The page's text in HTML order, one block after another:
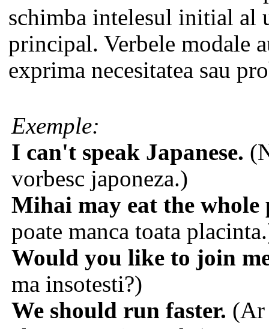
schimba intelesul initial al
principal. Verbele modale
exprima necesitatea sau
Exemple:
I can't speak Japanese.
vorbesc japoneza.)
Mihai may eat the whole
poate manca toata
Would you like to join
ma insotesti?)
We should run faster. (Ar